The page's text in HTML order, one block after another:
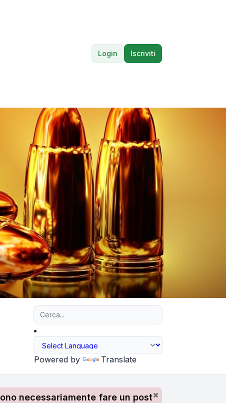
Login Iscriviti
Powered by Translate
necessariamente fare un post